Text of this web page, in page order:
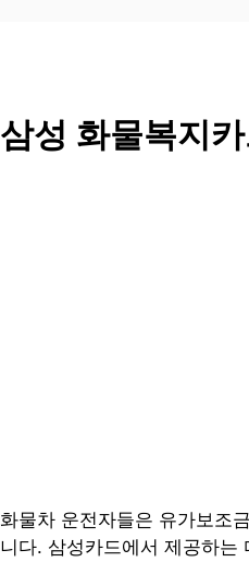
삼성 화물복지
화물차 운전자들은 유가보조
니다. 삼성카드에서 제공하는